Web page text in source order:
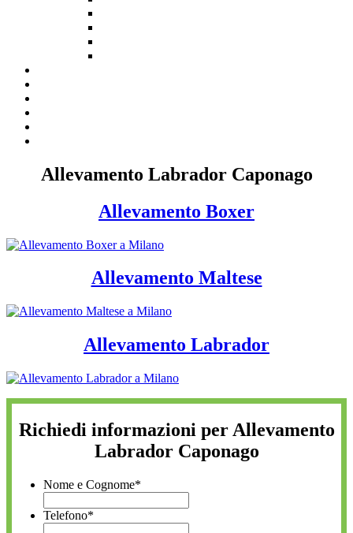
Allevamento Labrador Caponago
Allevamento Boxer
Allevamento Maltese
Allevamento Labrador
Richiedi informazioni per Allevamento
Labrador Caponago
Nome e Cognome*
Telefono*